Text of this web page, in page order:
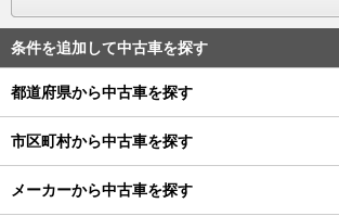
条件を追加して中古車を探す
都道府県から中古車を探す
市区町村から中古車を探す
メーカーから中古車を探す